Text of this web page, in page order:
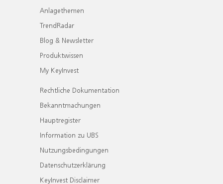
Anlagethemen
TrendRadar
Blog & Newsletter
Produktwissen
My KeyInvest
Rechtliche Dokumentation
Bekanntmachungen
Hauptregister
Information zu UBS
Nutzungsbedingungen
Datenschutzerklärung
KeyInvest Disclaimer